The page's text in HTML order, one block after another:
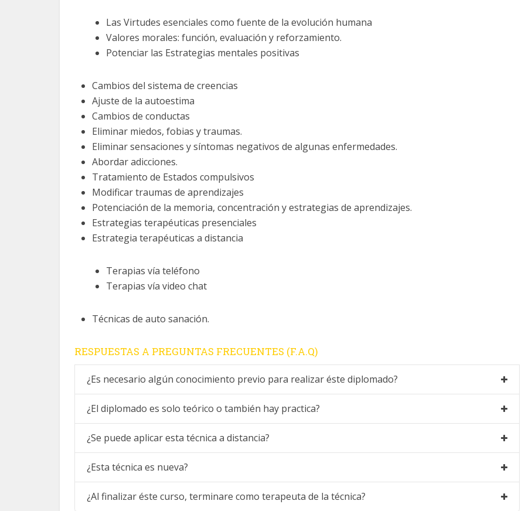
Las Virtudes esenciales como fuente de la evolución humana
Valores morales: función, evaluación y reforzamiento.
Potenciar las Estrategias mentales positivas
Cambios del sistema de creencias
Ajuste de la autoestima
Cambios de conductas
Eliminar miedos, fobias y traumas.
Eliminar sensaciones y síntomas negativos de algunas enfermedades.
Abordar adicciones.
Tratamiento de Estados compulsivos
Modificar traumas de aprendizajes
Potenciación de la memoria, concentración y estrategias de aprendizajes.
Estrategias terapéuticas presenciales
Estrategia terapéuticas a distancia
Terapias vía teléfono
Terapias vía video chat
Técnicas de auto sanación.
RESPUESTAS A PREGUNTAS FRECUENTES (F.A.Q)
¿Es necesario algún conocimiento previo para realizar éste diplomado?
¿El diplomado es solo teórico o también hay practica?
¿Se puede aplicar esta técnica a distancia?
¿Esta técnica es nueva?
¿Al finalizar éste curso, terminare como terapeuta de la técnica?